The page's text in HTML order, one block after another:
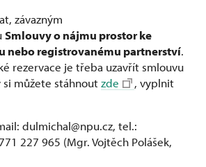
závazným
Smlouvy o nájmu prostor ke
nebo registrovanému partnerství.
rezervace je třeba uzavřít smlouvu
můžete stáhnoutzde
, vyplnit
dulmichal@npu.cz, tel.:
227 965 (Mgr. Vojtěch Polášek,